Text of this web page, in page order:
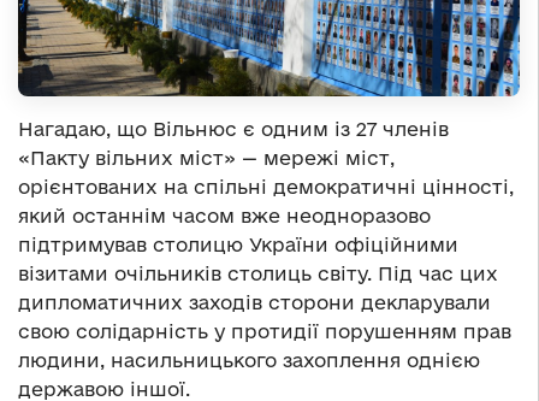
Нагадаю, що Вільнюс є одним із 27 членів
«Пакту вільних міст» — мережі міст,
орієнтованих на спільні демократичні цінності,
який останнім часом вже неодноразово
підтримував столицю України офіційними
візитами очільників столиць світу. Під час цих
дипломатичних заходів сторони декларували
свою солідарність у протидії порушенням прав
людини, насильницького захоплення однією
державою іншої.